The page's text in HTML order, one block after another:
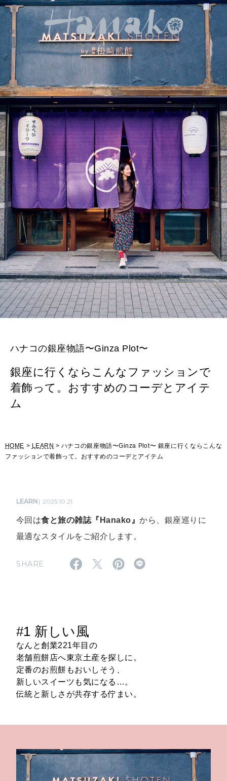
ハナコの銀座物語〜Ginza Plot〜
銀座に行くならこんなファッションで
着飾って。おすすめのコーデとアイテ
ム
HOME > LEARN > ハナコの銀座物語〜Ginza Plot〜 銀座に行くならこんな
ファッションで着飾って。おすすめのコーデとアイテム
LEARN 2025.10.21
今回は食と旅の雑誌『Hanako』から、銀座巡りに
最適なスタイルをご紹介します。
SHARE
#1 新しい風
なんと創業221年目の
老舗煎餅店へ東京土産を探しに。
定番のお煎餅もおいしそう、
新しいスイーツも気になる…。
伝統と新しさが共存する佇まい。